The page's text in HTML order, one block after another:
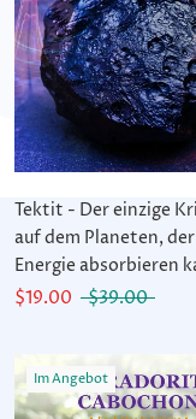
Tektit - Der einzige
auf dem Planeten,
Energie absorbieren
$19.00
$39.00
Im Angebot